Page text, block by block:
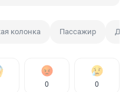
колонка Пассажир
0 0